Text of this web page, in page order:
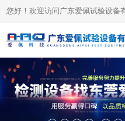
您好！欢迎访问广东爱佩试验设备